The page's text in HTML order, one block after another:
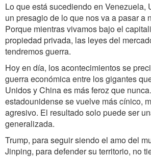
Lo que está sucediendo en Venezuela,
un presagio de lo que nos va a pasar a
Porque mientras vivamos bajo el
propiedad privada, las leyes del
tendremos guerra.
Hoy en día, los acontecimientos se
guerra económica entre los gigantes
Unidos y China es más feroz que
estadounidense se vuelve más cínico,
agresivo. El resultado solo puede ser
generalizada.
Trump, para seguir siendo el amo del
Jinping, para defender su territorio, no